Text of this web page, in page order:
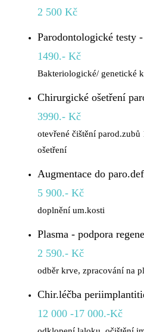
2 500 Kč
Parodontologické testy
1490.- Kč
Bakteriologické/ genetické
Chirurgické ošetření
3990.- Kč
otevřené čištění
ošetření
Augmentace do
5 900.- Kč
doplnění um.kosti
Plasma - podpora
2 590.- Kč
odběr krve, zpracování na
Chir.léčba
12 000 -17 000.-Kč